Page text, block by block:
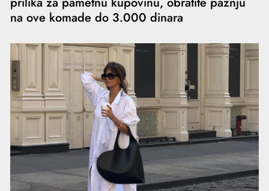
na ove komade do 3.000 dinara